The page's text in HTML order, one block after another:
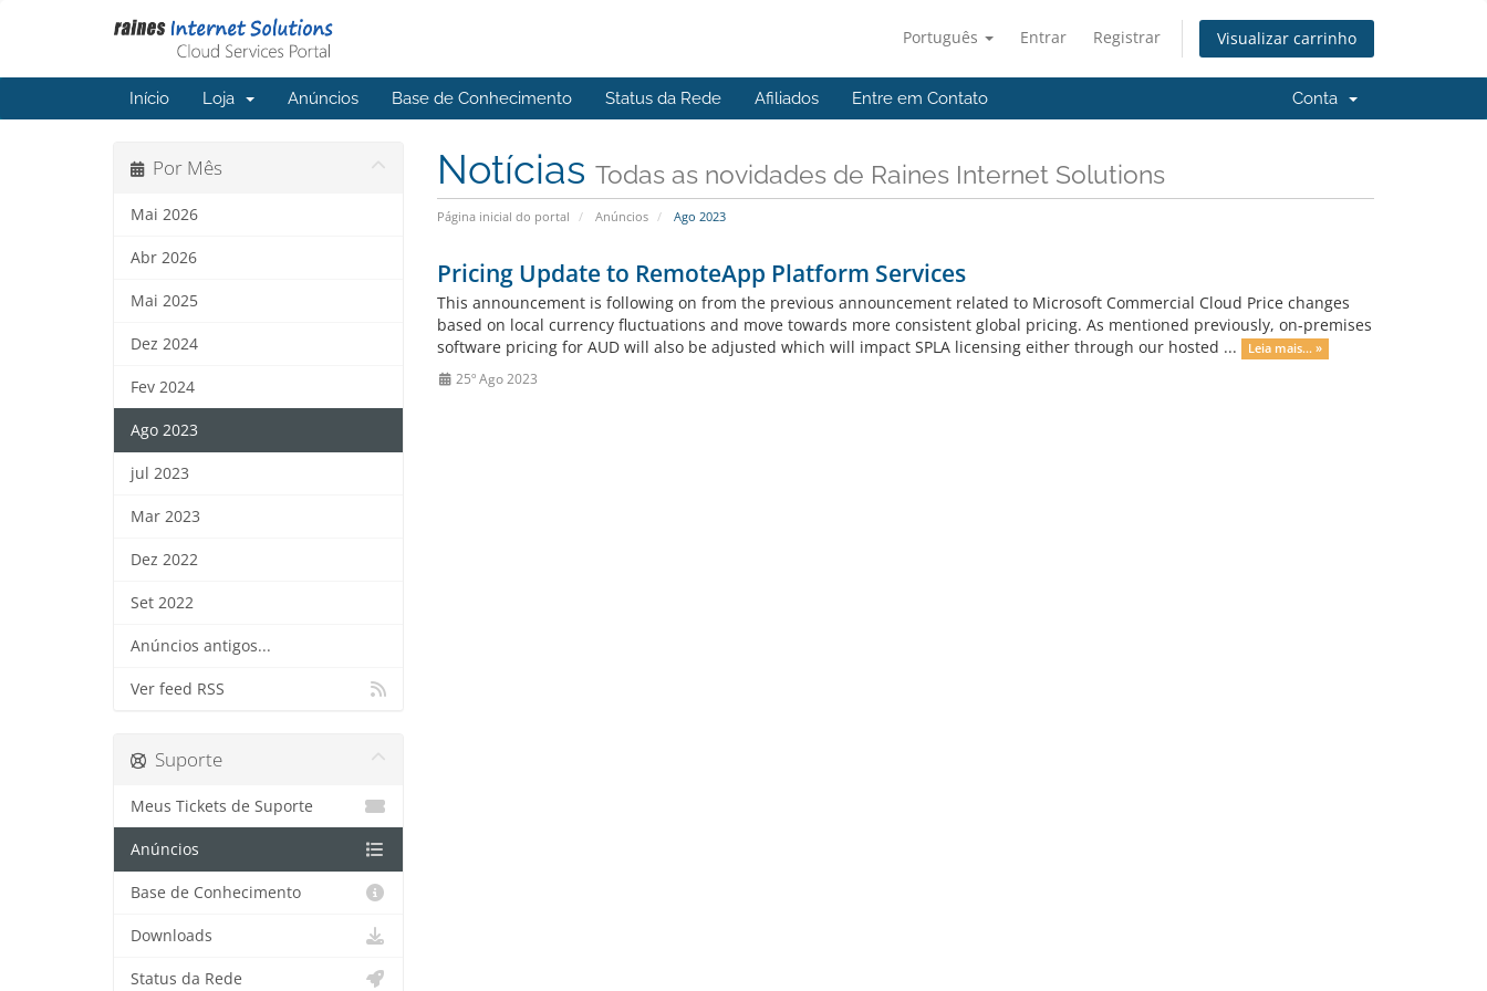
Português Entrar Registrar Visualizar carrinho
Início Loja Anúncios Base de Conhecimento Status da Rede Afiliados Entre em Contato Conta
Notícias Todas as novidades de Raines Internet Solutions
Página inicial do portal Anúncios Ago 2023
Por Mês
Mai 2026
Abr 2026
Mai 2025
Dez 2024
Fev 2024
Ago 2023
jul 2023
Mar 2023
Dez 2022
Set 2022
Anúncios antigos...
Ver feed RSS
Pricing Update to RemoteApp Platform Services
This announcement is following on from the previous announcement related to Microsoft Commercial Cloud Price changes
based on local currency fluctuations and move towards more consistent global pricing. As mentioned previously, on-premises
software pricing for AUD will also be adjusted which will impact SPLA licensing either through our hosted ...
Leia mais... »
25º Ago 2023
Suporte
Meus Tickets de Suporte
Anúncios
Base de Conhecimento
Downloads
Status da Rede